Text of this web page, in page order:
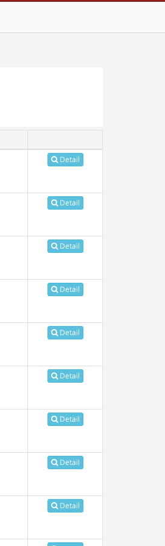
Detail
Detail
Detail
Detail
Detail
Detail
Detail
Detail
Detail